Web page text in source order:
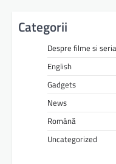
Categorii
Despre filme si
English
Gadgets
News
Română
Uncategorized